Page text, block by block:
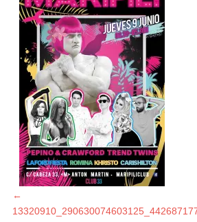
Navegación
←
anterior: